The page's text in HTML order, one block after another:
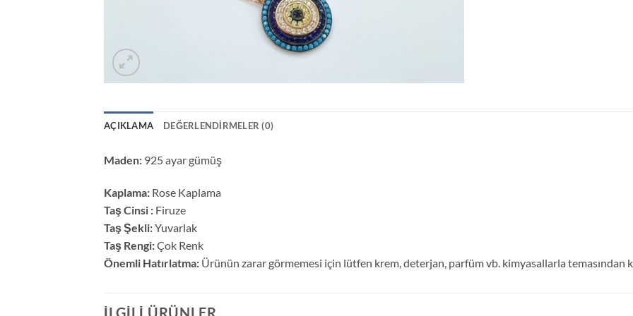
AÇIKLAMA DEĞERLENDIRMELER (0)
Maden: 925 ayar gümüş
Kaplama: Rose Kaplama
Taş Cinsi : Firuze
Taş Şekli:Yuvarlak
Taş Rengi:Çok Renk
Önemli Hatırlatma: Ürünün zarar görmemesi için lütfen krem, deterjan, parfüm vb. kimyasallarla temasından
İLGILI ÜRÜNLER